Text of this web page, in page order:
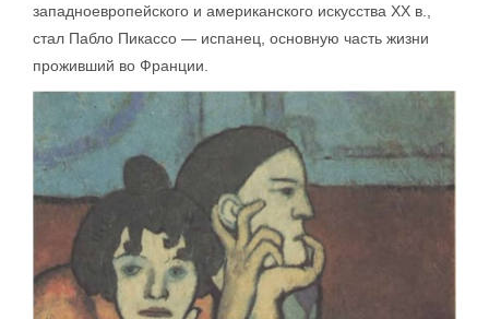
западноевропейского и американского искусства XX в.,
стал Пабло Пикассо — испанец, основную часть жизни
проживший во Франции.